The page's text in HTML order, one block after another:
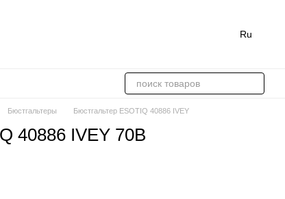
Ru
Бюстгальтеры Бюстгальтер ESOTIQ 40886 IVEY
40886 IVEY 70B